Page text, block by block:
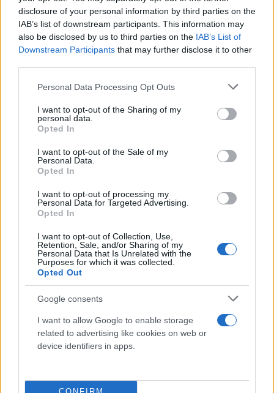
disclosure of your personal information by third parties on the
IAB’s list of downstream participants. This information may
also be disclosed by us to third parties on the IAB’s List of
Downstream Participants that may further disclose it to other
Please note that this website/app uses one or more Google
not limited to your visit or usage behaviour. You may click to
grant or deny consent to Google and its third-party tags to
use your data for below specified purposes in below Google
consent section.
Personal Data Processing Opt Outs
I want to opt-out of the Sharing of my
personal data.
Opted In
I want to opt-out of the Sale of my
Personal Data.
Opted In
I want to opt-out of processing my
Personal Data for Targeted Advertising.
Opted In
I want to opt-out of Collection, Use,
Retention, Sale, and/or Sharing of my
Personal Data that Is Unrelated with the
Purposes for which it was collected.
Opted Out
Google consents
I want to allow Google to enable storage
related to advertising like cookies on web or
device identifiers in apps.
CONFIRM
Απρίλιο, μαζί με την οικογένειά του. Το υπουργείο
Εξωτερικών του Περού ανακοίνωσε ότι θα
ενισχυθούν τα μέτρα ασφαλείας γύρω από τη
διπλωματική αποστολή της Ινδονησίας και θα
παρασχεθεί «κάθε αναγκαία βοήθεια και